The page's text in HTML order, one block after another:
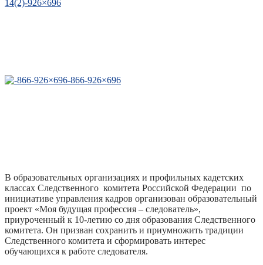
14(2)-926×696
-866-926×696
В образовательных организациях и профильных кадетских
классах Следственного комитета Российской Федерации по
инициативе управления кадров организован образовательный
проект «Моя будущая профессия – следователь»,
приуроченный к 10-летию со дня образования Следственного
комитета. Он призван сохранить и приумножить традиции
Следственного комитета и сформировать интерес
обучающихся к работе следователя.